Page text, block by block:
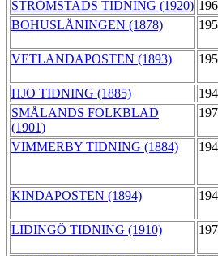
STRÖMSTADS TIDNING (1920)
BOHUSLÄNINGEN (1878)
VETLANDAPOSTEN (1893)
HJO TIDNING (1885)
SMÅLANDS FOLKBLAD
(1901)
VIMMERBY TIDNING (1884)
KINDAPOSTEN (1894)
LIDINGÖ TIDNING (1910)